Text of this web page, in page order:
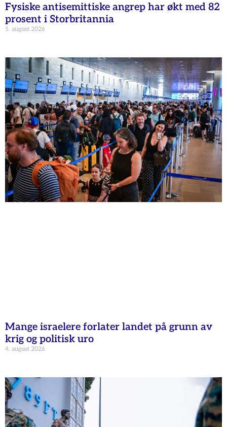
Fysiske antisemittiske angrep har økt med 82
prosent i Storbritannia
5. august 2026
Mange israelere forlater landet på grunn av
krig og politisk uro
4. august 2026